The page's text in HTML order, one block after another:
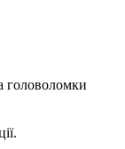
головоломки